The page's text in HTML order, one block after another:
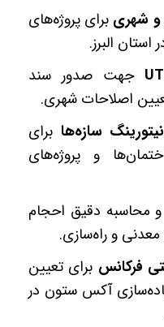
و شهری برای پروژه‌های
البرز.
جهت صدور سند
اصلاحات شهری.
سازه‌ها برای
و پروژه‌های
و محاسبه دقیق احجام
و راه‌سازی.
فرکانس برای تعیین
آکس ستون در